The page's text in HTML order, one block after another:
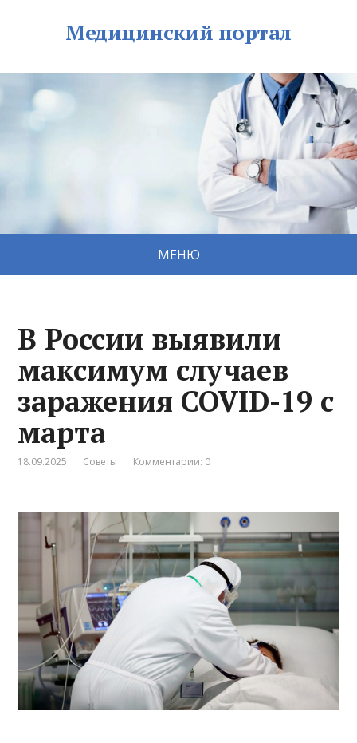
Медицинский портал
МЕНЮ
В России выявили
максимум случаев
заражения COVID-19 с
марта
18.09.2025 Советы Комментарии: 0